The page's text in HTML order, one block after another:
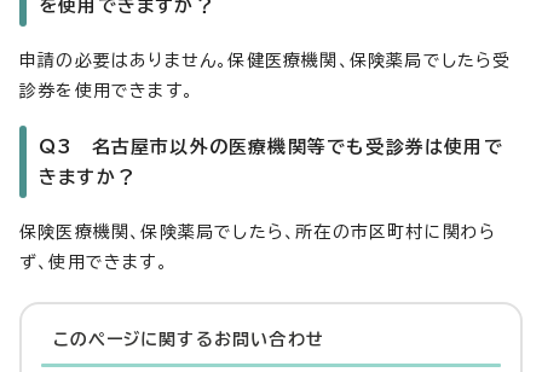
を使用できますか？
申請の必要はありません。保健医療機関、保険薬局でしたら受
診券を使用できます。
Q3 名古屋市以外の医療機関等でも受診券は使用で
きますか？
保険医療機関、保険薬局でしたら、所在の市区町村に関わら
ず、使用できます。
このページに関する お問い合わせ